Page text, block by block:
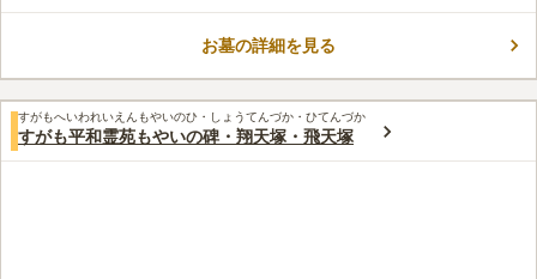
でき、池袋にも出やすい位置にあるため、お参り後に買い物を楽
口コミ評価
みんなの評価
4.2 口コミ3 件
お墓の詳細を見る
すがもへいわれいえんもやいのひ・しょうてんづか・ひてんづか
すがも平和霊苑もやいの碑・翔天塚・飛天塚